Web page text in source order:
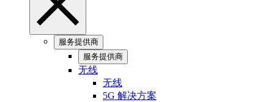
服务提供商
服务提供商
无线
无线
5G 解决方案